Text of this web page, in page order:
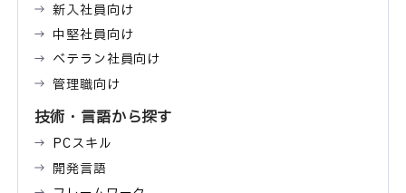
新入社員向け
中堅社員向け
ベテラン社員向け
管理職向け
技術・言語から探す
PCスキル
開発言語